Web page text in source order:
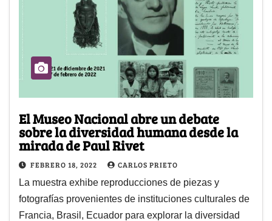
El Museo Nacional abre un debate
sobre la diversidad humana desde la
mirada de Paul Rivet
FEBRERO 18, 2022 CARLOS PRIETO
La muestra exhibe reproducciones de piezas y
fotografías provenientes de instituciones culturales de
Francia, Brasil, Ecuador para explorar la diversidad